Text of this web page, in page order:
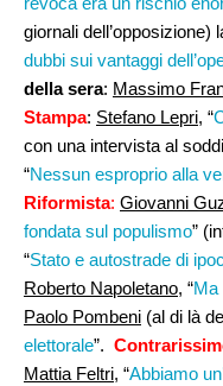
giornali dell’opposizione)
dubbi sui vantaggi
della sera: Massimo
Stampa: Stefano Lepri, “
con una intervista al
“Nessun esproprio alla
Riformista: Giovanni
fondata sul populismo”
“Stato e autostrade di
Roberto Napoletano, “Ma
Paolo Pombeni (al di là
elettorale”.
Mattia Feltri, “Abbiamo